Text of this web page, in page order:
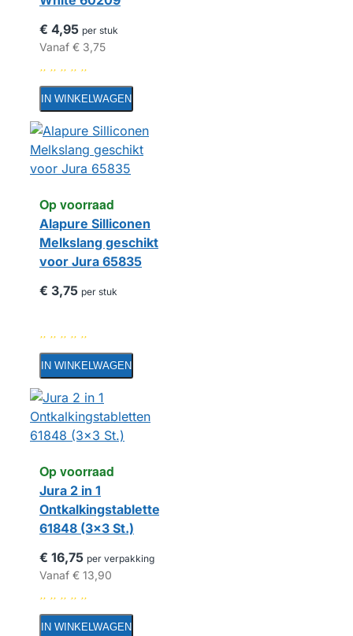
€ 4,95 per stuk
Vanaf € 3,75
IN WINKELWAGEN
Op voorraad
Alapure Silliconen
Melkslang geschikt
voor Jura 65835
€ 3,75 per stuk
IN WINKELWAGEN
Op voorraad
Jura 2 in 1
Ontkalkingstabletten
61848 (3x3 St.)
€ 16,75 per verpakking
Vanaf € 13,90
IN WINKELWAGEN